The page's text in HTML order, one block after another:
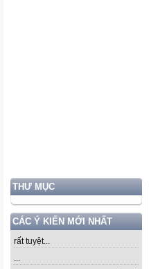
THƯ MỤC
CÁC Ý KIẾN MỚI NHẤT
rất tuyệt...
...